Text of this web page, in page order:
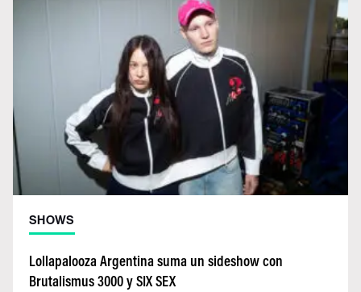
SHOWS
Lollapalooza Argentina suma un sideshow con
Brutalismus 3000 y SIX SEX